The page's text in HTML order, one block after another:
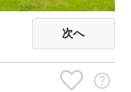
次へ